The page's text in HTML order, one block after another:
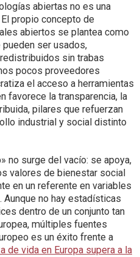
abiertas no es una
propio concepto de
abiertos se plantea como
ser usados,
sin trabas
pocos proveedores
el acceso a herramientas
favorece la transparencia, la
pilares que refuerzan
industrial y social distinto
no surge del vacío: se apoya,
valores de bienestar social
en un referente en variables
no hay estadísticas
dentro de un conjunto tan
múltiples fuentes
es un éxito frente a
de vida en Europa supera a la